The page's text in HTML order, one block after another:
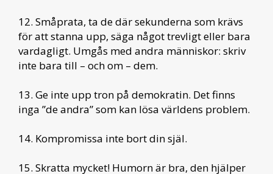
12. Småprata, ta de där sekunderna som krävs
för att stanna upp, säga något trevligt eller bara
vardagligt. Umgås med andra människor: skriv
inte bara till – och om – dem.
13. Ge inte upp tron på demokratin. Det finns
inga ”de andra” som kan lösa världens problem.
14. Kompromissa inte bort din själ.
15. Skratta mycket! Humorn är bra, den hjälper